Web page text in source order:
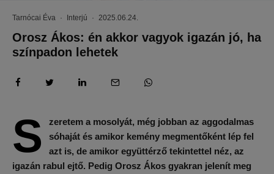
Tarnócai Éva · Interjú · 2025.06.24.
Orosz Ákos: én akkor vagyok igazán jó, ha
színpadon lehetek
S
zeretem a mosolyát, még jobban az aggodalmas
sóhaját és amikor kemény megmentőként lép fel
azt is, de amikor együttérző tekintettel néz, az
igazán rabul ejtő. Pedig Orosz Ákos gyakran jelenít meg